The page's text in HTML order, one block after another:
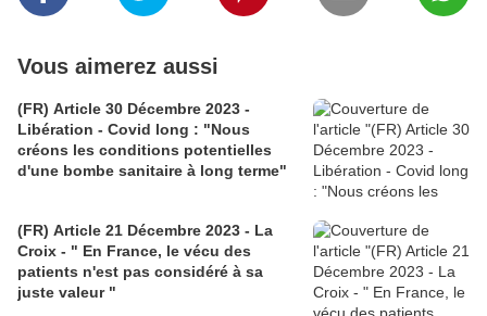
Vous aimerez aussi
(FR) Article 30 Décembre 2023 -
Libération - Covid long : "Nous
créons les conditions potentielles
d'une bombe sanitaire à long terme"
(FR) Article 21 Décembre 2023 - La
Croix - " En France, le vécu des
patients n'est pas considéré à sa
juste valeur "